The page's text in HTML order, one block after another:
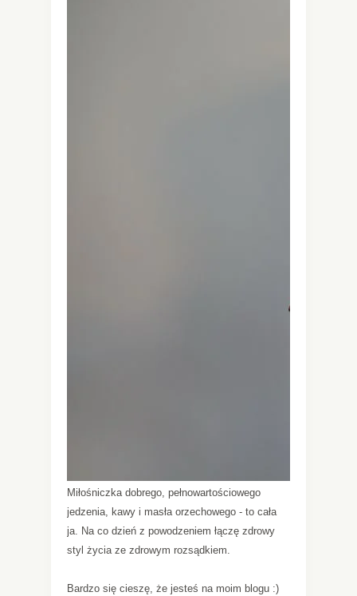
Miłośniczka dobrego, pełnowartościowego
jedzenia, kawy i masła orzechowego - to cała
ja. Na co dzień z powodzeniem łączę zdrowy
styl życia ze zdrowym rozsądkiem.
Bardzo się cieszę, że jesteś na moim blogu :)